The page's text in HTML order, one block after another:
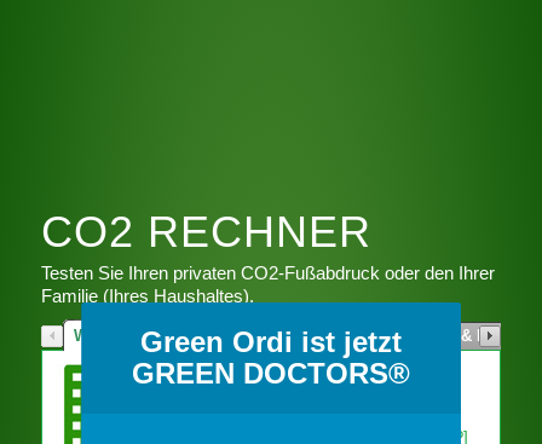
CO2 RECHNER
Testen Sie Ihren privaten CO2-Fußabdruck oder den Ihrer
Familie (Ihres Haushaltes).
Green Ordi ist jetzt
GREEN DOCTORS®